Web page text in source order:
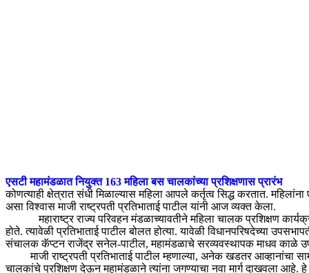
एसटी महामंडळात नियुक्त 163 महिला बस चालकांच्या प्रशिक्षणास प्रारंभ
कोणत्याही क्षेत्रात संधी मिळाल्यास महिला आपले कर्तृत्व सिद्ध करतात.
असा विश्वास माजी राष्ट्रपती प्रतिभाताई पाटील यांनी आज व्यक्त केला.
महाराष्ट्र राज्य परिवहन मंडळाच्यावतीने महिला चालक प्रशिक्षण
होते. त्यावेळी प्रतिभाताई पाटील बोलत होत्या. यावेळी विधानपरिषदेच्या
संचालक कॅप्टन राजेंद्र सनेल-पाटील, महामंडळाचे सरव्यवस्थापक माधव काळे
माजी राष्ट्रपती प्रतिभाताई पाटील म्हणाल्या, अनेक खडतर आव्हानांचा
चालकांचे प्रशिक्षण देऊन महामंडळाने त्यांना जगण्याचा नवा मार्ग दाखवला